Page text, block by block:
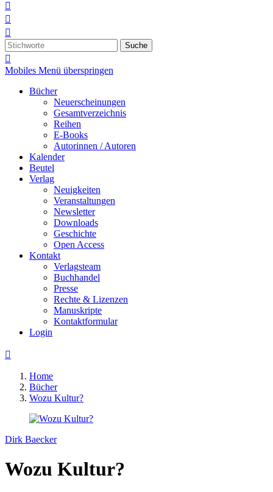



Suche

Mobiles Menü überspringen
Bücher
Neuerscheinungen
Gesamtverzeichnis
Reihen
E-Books
Autorinnen / Autoren
Kalender
Beutel
Verlag
Neuigkeiten
Veranstaltungen
Newsletter
Downloads
Geschichte
Open Access
Kontakt
Verlagsteam
Buchhandel
Presse
Rechte & Lizenzen
Manuskripte
Kontaktformular
Login

Home
Bücher
Wozu Kultur?
Dirk Baecker
Wozu Kultur?